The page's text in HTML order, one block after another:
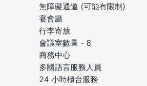
無障礙通道 (可能有限制)
宴會廳
行李寄放
會議室數量 - 8
商務中心
多國語言服務人員
24 小時櫃台服務